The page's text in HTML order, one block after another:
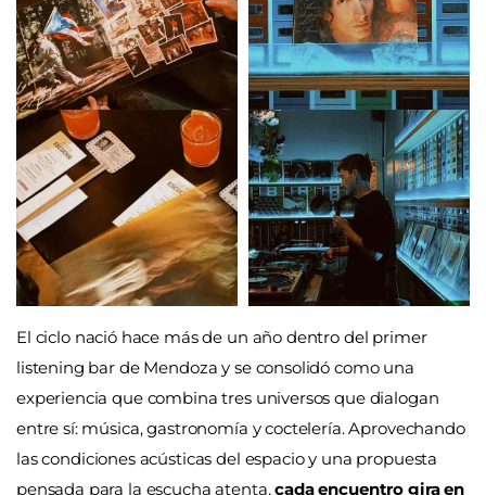
El ciclo nació hace más de un año dentro del primer
listening bar de Mendoza y se consolidó como una
experiencia que combina tres universos que dialogan
entre sí: música, gastronomía y coctelería. Aprovechando
las condiciones acústicas del espacio y una propuesta
pensada para la escucha atenta,cada encuentro gira en